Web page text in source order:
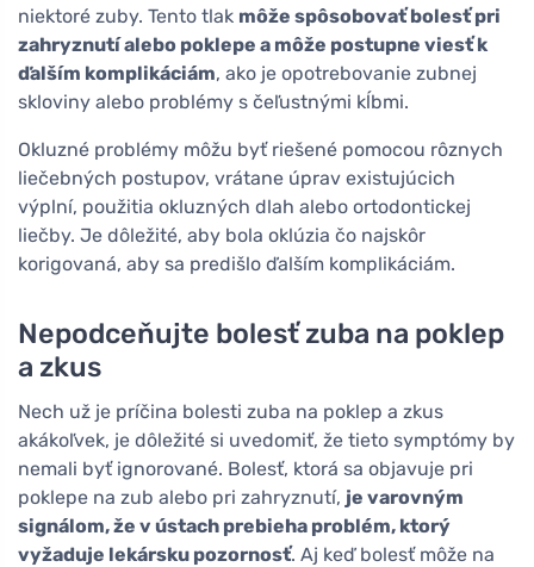
niektoré zuby. Tento tlak môže spôsobovať bolesť pri
zahryznutí alebo poklepe a môže postupne viesť k
ďalším komplikáciám, ako je opotrebovanie zubnej
skloviny alebo problémy s čeľustnými kĺbmi.
Okluzné problémy môžu byť riešené pomocou rôznych
liečebných postupov, vrátane úprav existujúcich
výplní, použitia okluzných dlah alebo ortodontickej
liečby. Je dôležité, aby bola oklúzia čo najskôr
korigovaná, aby sa predišlo ďalším komplikáciám.
Nepodceňujte bolesť zuba na poklep
a zkus
Nech už je príčina bolesti zuba na poklep a zkus
akákoľvek, je dôležité si uvedomiť, že tieto symptómy by
nemali byť ignorované. Bolesť, ktorá sa objavuje pri
poklepe na zub alebo pri zahryznutí, je varovným
signálom, že v ústach prebieha problém, ktorý
vyžaduje lekársku pozornosť. Aj keď bolesť môže na